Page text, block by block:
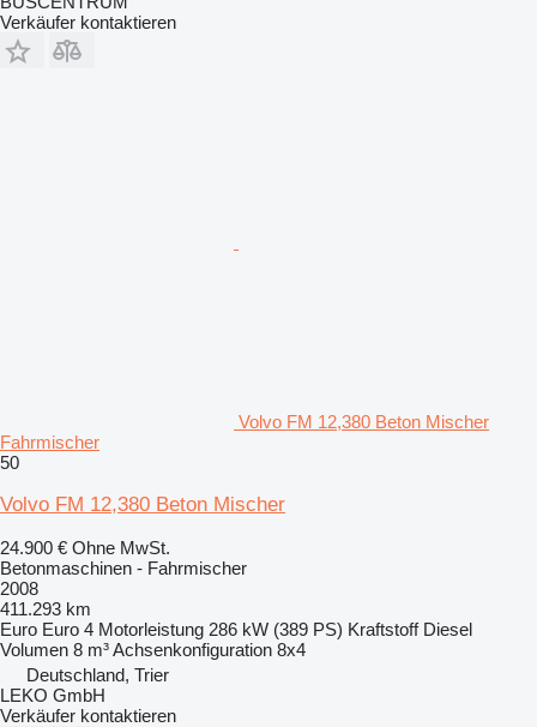
Verkäufer kontaktieren
Volvo FM 12,380 Beton Mischer
Fahrmischer
50
Volvo FM 12,380 Beton Mischer
24.900 € Ohne MwSt.
Betonmaschinen - Fahrmischer
2008
411.293 km
Euro Euro 4 Motorleistung 286 kW (389 PS) Kraftstoff Diesel
Volumen 8 m³Achsenkonfiguration 8x4
Deutschland, Trier
LEKO GmbH
Verkäufer kontaktieren